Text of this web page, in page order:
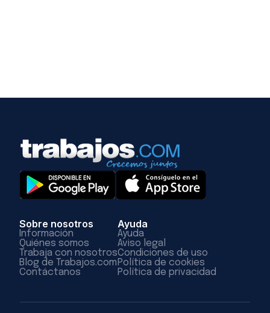
Sobre nosotros
Información
Quiénes somos
Trabaja con nosotros
Blog de Trabajos.com
Contáctanos
Ayuda
Ayuda
Aviso legal
Condiciones de uso
Política de cookies
Política de privacidad